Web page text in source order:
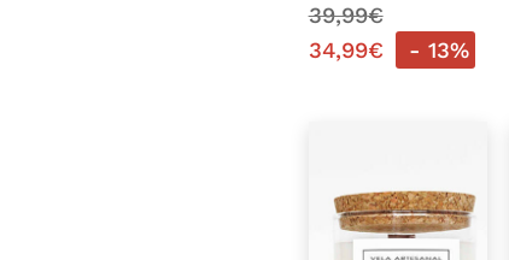
39,99€
34,99€ - 13%